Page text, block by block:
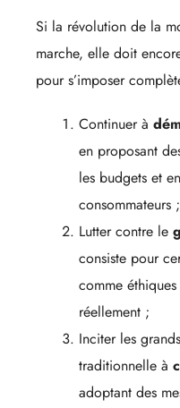
Si la révolution de la
marche, elle doit
pour s’imposer
Continuer à
en proposant
les budgets et
consommateurs ;
Lutter contre le
consiste pour
comme
réellement ;
Inciter les
traditionnelle à
adoptant des